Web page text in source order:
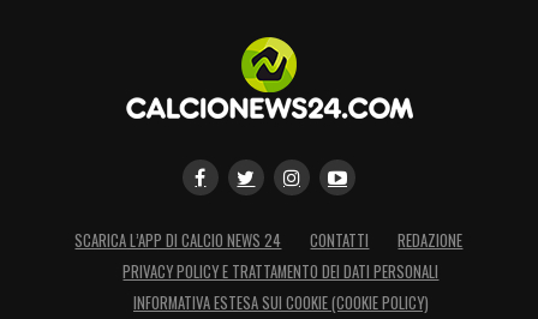
SCARICA L’APP DI CALCIO NEWS 24 CONTATTI
REDAZIONE
PRIVACY POLICY E TRATTAMENTO DEI DATI PERSONALI
INFORMATIVA ESTESA SUI COOKIE (COOKIE POLICY)